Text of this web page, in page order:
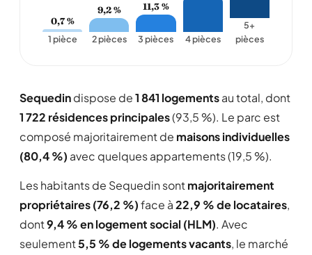
0,7 %
1 pièce
9,2 %
2 pièces
11,3 %
3 pièces 4 pièces
5+
pièces
Sequedindispose de1 841 logementsau total, dont
1 722 résidences principales(93,5 %). Le parc est
composé majoritairement de maisons individuelles
(80,4 %) avec quelques appartements (19,5 %).
Les habitants de Sequedin sontmajoritairement
propriétaires (76,2 %)face à22,9 % de locataires,
dont9,4 % en logement social (HLM). Avec
seulement5,5 % de logements vacants, le marché